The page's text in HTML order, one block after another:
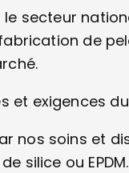
secteur
de
et exigences
nos soins et
silice ou EPDM.